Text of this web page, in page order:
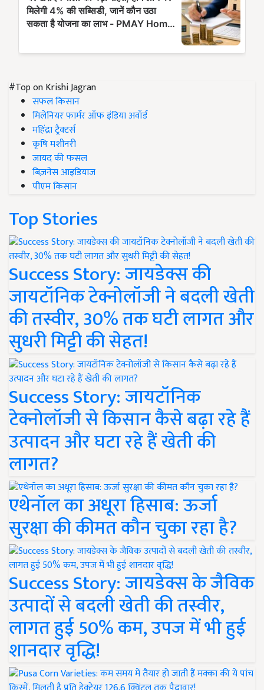
#Top on Krishi Jagran
सफल किसान
मिलेनियर फार्मर ऑफ इंडिया अवॉर्ड
महिंद्रा ट्रैक्टर्स
कृषि मशीनरी
जायद की फसल
बिज़नेस आइडियाज
पीएम किसान
Top Stories
Success Story: जायडेक्स की
जायटॉनिक टेक्नोलॉजी ने बदली खेती
की तस्वीर, 30% तक घटी लागत और
सुधरी मिट्टी की सेहत!
Success Story: जायटॉनिक
टेक्नोलॉजी से किसान कैसे बढ़ा रहे हैं
उत्पादन और घटा रहे हैं खेती की
लागत?
एथेनॉल का अधूरा हिसाब: ऊर्जा
सुरक्षा की कीमत कौन चुका रहा है?
Success Story: जायडेक्स के जैविक
उत्पादों से बदली खेती की तस्वीर,
लागत हुई 50% कम, उपज में भी हुई
शानदार वृद्धि!